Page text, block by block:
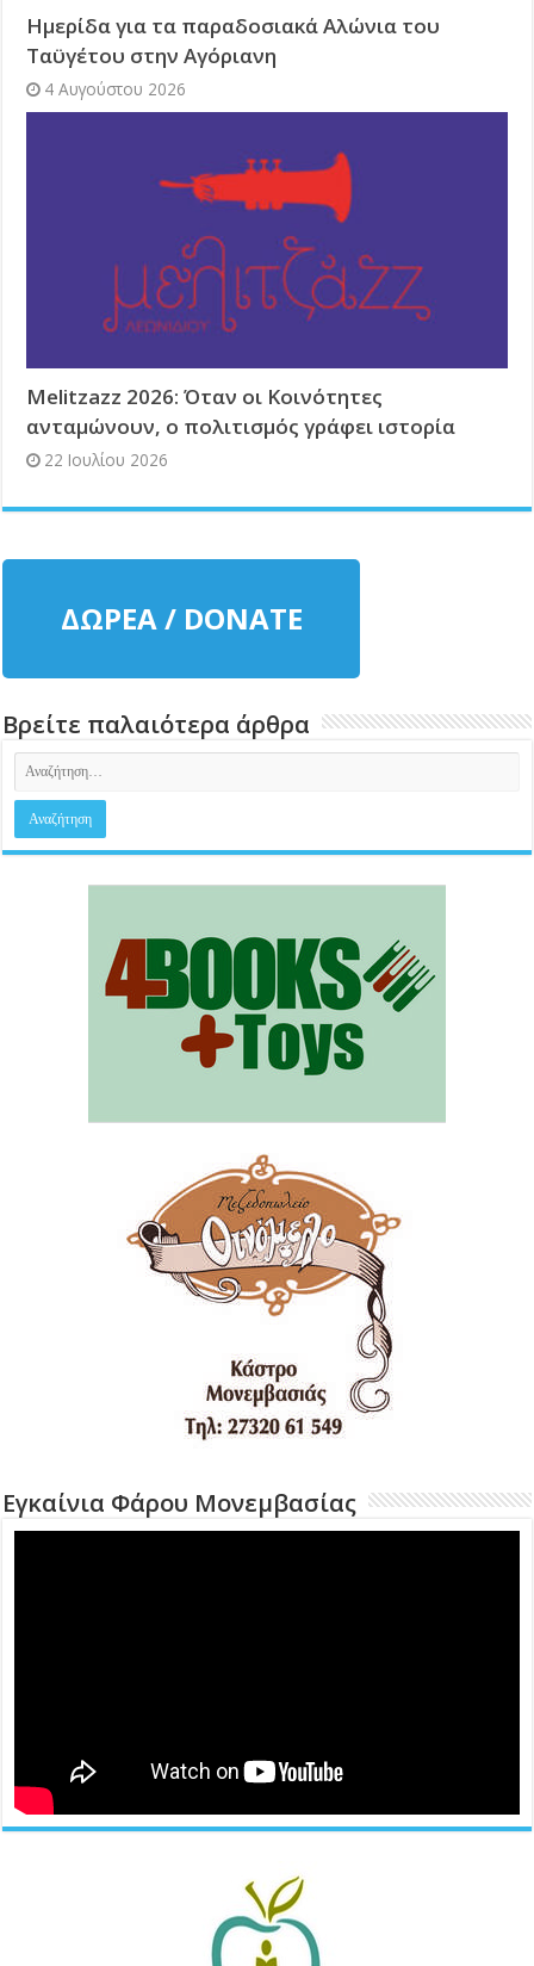
Ημερίδα για τα παραδοσιακά Αλώνια του
Ταϋγέτου στην Αγόριανη
4 Αυγούστου 2026
Melitzazz 2026: Όταν οι Κοινότητες
ανταμώνουν, ο πολιτισμός γράφει ιστορία
22 Ιουλίου 2026
ΔΩΡΕΑ / DONATE
Βρείτε παλαιότερα άρθρα
Εγκαίνια Φάρου Μονεμβασίας